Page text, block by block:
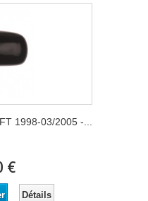
1998-03/2005 -...
€
Détails